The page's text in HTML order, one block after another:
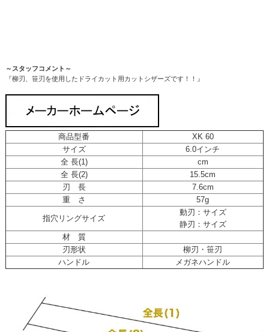
～スタッフコメント～
『柳刃、笹刃を使用したドライカット用カットシザーズです！！』
商品型番
XK 60
サイズ
6.0インチ
全 長(1)
cm
全 長(2)
15.5cm
刃 長
7.6cm
重 さ
57g
指穴リングサイズ
動刃：サイズ
静刃：サイズ
材 質
刃形状
柳刃・笹刃
ハンドル
メガネハンドル